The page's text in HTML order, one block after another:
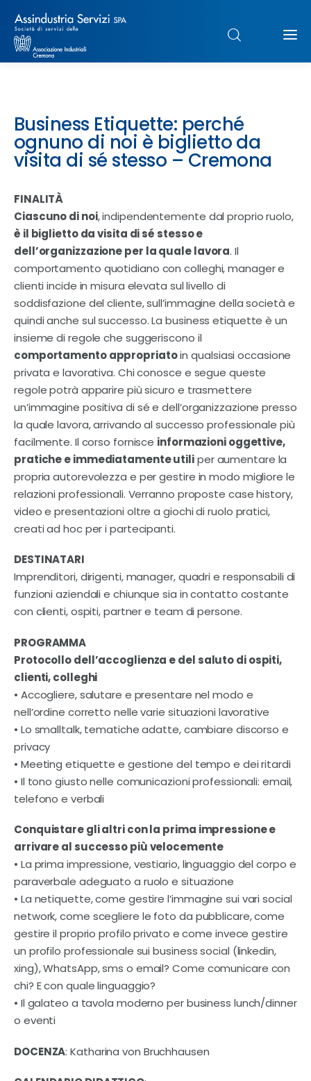
Struttura
Formazione
Paghe
Servizi & Sportelli
UNIMPIEGO
Contatti
Business Etiquette: perché
ognuno di noi è biglietto da
visita di sé stesso – Cremona
FINALITÀ
Ciascuno di noi, indipendentemente dal proprio ruolo,
è il biglietto da visita di sé stesso e
dell’organizzazioneper la quale lavora. Il
comportamento quotidiano con colleghi, manager e
clienti incide in misura elevata sul livello di
soddisfazione del cliente, sull’immagine della società e
quindi anche sul successo. La business etiquette è un
insieme di regole che suggeriscono il
comportamento appropriatoin qualsiasi occasione
privata e lavorativa. Chi conosce e segue queste
regole potrà apparire più sicuro e trasmettere
un’immagine positiva di sé e dell’organizzazione presso
la quale lavora, arrivando al successo professionale più
facilmente. Il corso fornisce informazioni oggettive,
pratiche e immediatamente utiliper aumentare la
propria autorevolezza e per gestire in modo migliore le
relazioni professionali. Verranno proposte case history,
video e presentazioni oltre a giochi di ruolo pratici,
creati ad hoc per i partecipanti.
DESTINATARI
Imprenditori, dirigenti, manager, quadri e responsabili di
funzioni aziendali e chiunque sia in contatto costante
con clienti, ospiti, partner e team di persone.
PROGRAMMA
Protocollo dell’accoglienza e del saluto di ospiti,
clienti, colleghi
• Accogliere, salutare e presentare nel modo e
nell’ordine corretto nelle varie situazioni lavorative
• Lo smalltalk, tematiche adatte, cambiare discorso e
privacy
• Meeting etiquette e gestione del tempo e dei ritardi
• Il tono giusto nelle comunicazioni professionali: email,
telefono e verbali
Conquistare gli altri con la prima impressione e
arrivare al successo più velocemente
• La prima impressione, vestiario, linguaggio del corpo e
paraverbale adeguato a ruolo e situazione
• La netiquette, come gestire l’immagine sui vari social
network, come scegliere le foto da pubblicare, come
gestire il proprio profilo privato e come invece gestire
un profilo professionale sui business social (linkedin,
xing), WhatsApp, sms o email? Come comunicare con
chi? E con quale linguaggio?
• Il galateo a tavola moderno per business lunch/dinner
o eventi
DOCENZA: Katharina von Bruchhausen